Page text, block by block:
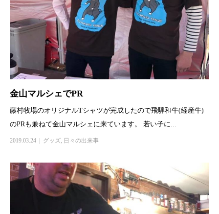
金山マルシェでPR
藤村牧場のオリジナルTシャツが完成したので飛騨和牛(経産牛)
のPRも兼ねて金山マルシェに来ています。 若い子に...
2019.03.24 グッズ 日々の出来事